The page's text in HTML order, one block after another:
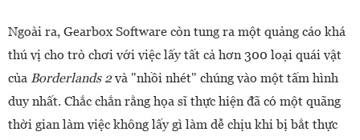
Ngoài ra, Gearbox Software còn tung ra một quảng cáo khá
thú vị cho trò chơi với việc lấy tất cả hơn 300 loại quái vật
của Borderlands 2và "nhồi nhét" chúng vào một tấm hình
duy nhất. Chắc chắn rằng họa sĩ thực hiện đã có một quãng
thời gian làm việc không lấy gì làm dễ chịu khi bị bắt thực